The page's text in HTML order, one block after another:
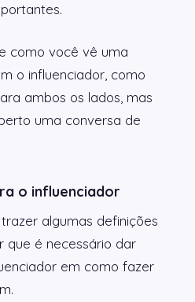
como você vê uma
o influenciador, como
ambos os lados, mas
uma conversa de
o influenciador
algumas definições
que é necessário dar
em como fazer